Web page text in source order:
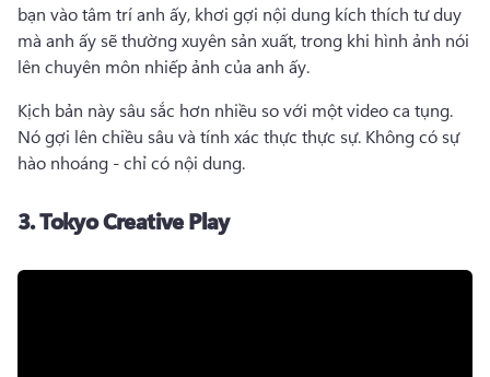
bạn vào tâm trí anh ấy, khơi gợi nội dung kích thích tư duy
mà anh ấy sẽ thường xuyên sản xuất, trong khi hình ảnh nói
lên chuyên môn nhiếp ảnh của anh ấy.
Nó gợi lên chiều sâu và tính xác thực thực sự. Không có sự
hào nhoáng - chỉ có nội dung.
3.Tokyo Creative Play